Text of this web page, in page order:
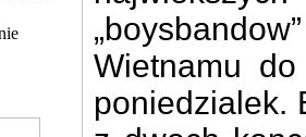
„boysbandow”
Wietnamu do
poniedzialek.